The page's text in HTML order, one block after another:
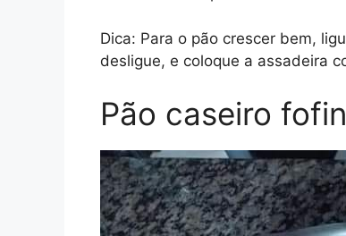
Dica: Para o pão crescer bem,
desligue, e coloque a assadeira
Pão caseiro